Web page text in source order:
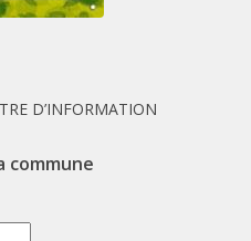
D’INFORMATION
commune